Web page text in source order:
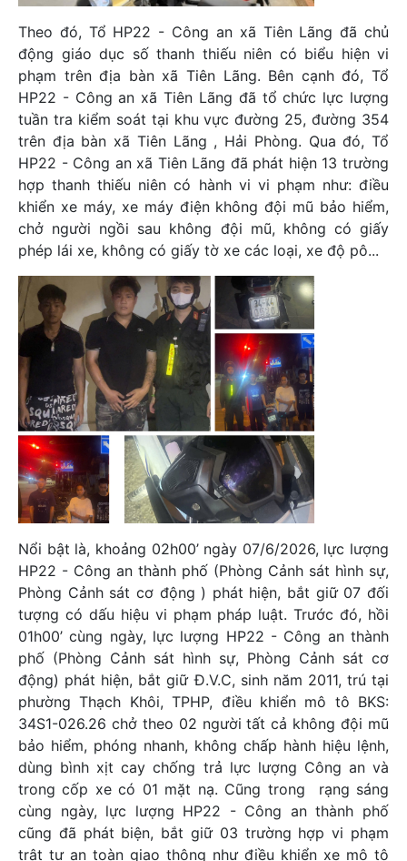
Theo đó, Tổ HP22 - Công an xã Tiên Lãng đã chủ
động giáo dục số thanh thiếu niên có biểu hiện vi
phạm trên địa bàn xã Tiên Lãng. Bên cạnh đó, Tổ
HP22 - Công an xã Tiên Lãng đã tổ chức lực lượng
tuần tra kiểm soát tại khu vực đường 25, đường 354
trên địa bàn xã Tiên Lãng , Hải Phòng. Qua đó, Tổ
HP22 - Công an xã Tiên Lãng đã phát hiện 13 trường
hợp thanh thiếu niên có hành vi vi phạm như: điều
khiển xe máy, xe máy điện không đội mũ bảo hiểm,
chở người ngồi sau không đội mũ, không có giấy
phép lái xe, không có giấy tờ xe các loại, xe độ pô...
Nổi bật là, khoảng 02h00’ ngày 07/6/2026, lực lượng
HP22 - Công an thành phố (Phòng Cảnh sát hình sự,
Phòng Cảnh sát cơ động ) phát hiện, bắt giữ 07 đối
tượng có dấu hiệu vi phạm pháp luật. Trước đó, hồi
01h00’ cùng ngày, lực lượng HP22 - Công an thành
phố (Phòng Cảnh sát hình sự, Phòng Cảnh sát cơ
động) phát hiện, bắt giữ Đ.V.C, sinh năm 2011, trú tại
phường Thạch Khôi, TPHP, điều khiển mô tô BKS:
34S1-026.26 chở theo 02 người tất cả không đội mũ
bảo hiểm, phóng nhanh, không chấp hành hiệu lệnh,
dùng bình xịt cay chống trả lực lượng Công an và
trong cốp xe có 01 mặt nạ. Cũng trong rạng sáng
cùng ngày, lực lượng HP22 - Công an thành phố
cũng đã phát biện, bắt giữ 03 trường hợp vi phạm
trật tự an toàn giao thông như điều khiển xe mô tô